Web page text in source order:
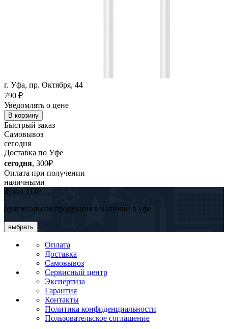
г. Уфа, пр. Октября, 44
790 ₽
Уведомлять о цене
В корзину
Быстрый заказ
Самовывоз
сегодня
Доставка по Уфе
сегодня, 300₽
Оплата при получении
наличными
dyson TOP
оригинальная продукция в наличии в уфе
выбрать
Оплата
Доставка
Самовывоз
Сервисный центр
Экспертиза
Гарантия
Контакты
Политика конфиденциальности
Пользовательское соглашение